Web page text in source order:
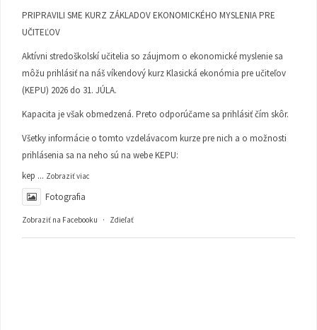
PRIPRAVILI SME KURZ ZÁKLADOV EKONOMICKÉHO MYSLENIA PRE
UČITEĽOV
Aktívni stredoškolskí učitelia so záujmom o ekonomické myslenie sa
môžu prihlásiť na náš víkendový kurz Klasická ekonómia pre učiteľov
(KEPU) 2026 do 31. JÚLA.
Kapacita je však obmedzená. Preto odporúčame sa prihlásiť čím skôr.
Všetky informácie o tomto vzdelávacom kurze pre nich a o možnosti
prihlásenia sa na neho sú na webe KEPU:
kep ... Zobraziť viac
Fotografia
Zobraziť na Facebooku · Zdieľať